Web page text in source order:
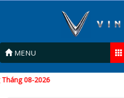
MENU